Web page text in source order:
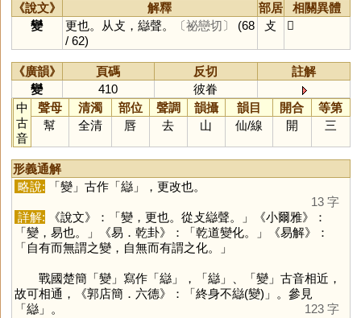
《說文》 解釋 部居
相關異體
變
更也。从攴，䜌聲。 〔祕戀切〕
(68
/ 62)
攴 𣀵
《廣韻》 頁碼 反切
註解
變
410
彼眷
中
古
音
聲母 清濁 部位 聲調 韻攝 韻目 開合
等第
幫
全清 唇 去 山 仙/線 開 三
形義通解
略說: 「變」古作「䜌」，更改也。
13 字
詳解: 《說文》：「變，更也。從攴䜌聲。」《小爾雅》：
「變，易也。」《易．乾卦》：「乾道變化。」《易解》：
「自有而無謂之變，自無而有謂之化。」
戰國楚簡「變」寫作「䜌」，「䜌」、「變」古音相近，
故可相通，《郭店簡．六德》：「終身不䜌(變)」。參見
「䜌」。 123 字